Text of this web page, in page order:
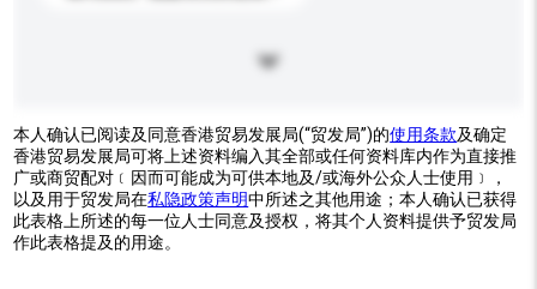
本人确认已阅读及同意香港贸易发展局(“贸发局”)的使用条款及确定
香港贸易发展局可将上述资料编入其全部或任何资料库内作为直接推
广或商贸配对﹝因而可能成为可供本地及/或海外公众人士使用﹞，
以及用于贸发局在私隐政策声明中所述之其他用途；本人确认已获得
此表格上所述的每一位人士同意及授权，将其个人资料提供予贸发局
作此表格提及的用途。